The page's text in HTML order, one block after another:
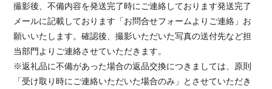
撮影後、不備内容を発送完了時にご連絡しております発送完了
メールに記載しております「お問合せフォームよりご連絡」お
願いいたします。確認後、撮影いただいた写真の送付先など担
当部門よりご連絡させていただきます。
※返礼品に不備があった場合の返品交換につきましては、原則
「受け取り時にご連絡いただいた場合のみ」とさせていただき